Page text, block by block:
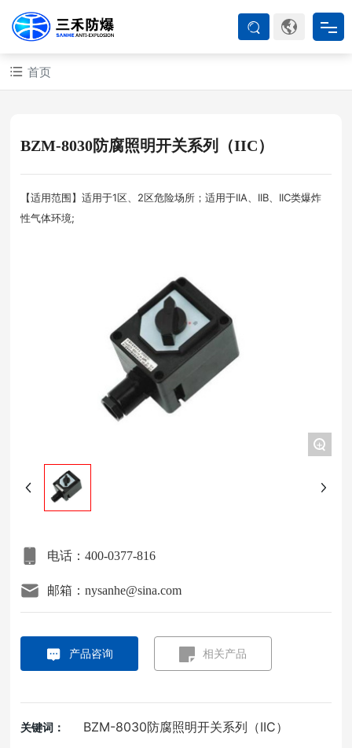
首页
ATEX系列
防爆空调
联系我们
首页
BZM-8030防腐照明开关系列（IIC）
【适用范围】适用于1区、2区危险场所；适用于IIA、IIB、IIC类爆炸
性气体环境;
+
电话：400-0377-816
邮箱：nysanhe@sina.com
产品咨询 相关产品
关键词： BZM-8030防腐照明开关系列（IIC）